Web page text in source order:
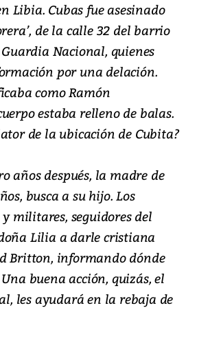
Libia. Cubas fue asesinado
de la calle 32 del barrio
Nacional, quienes
por una delación.
como Ramón
estaba relleno de balas.
de la ubicación de Cubita?
años después, la madre de
busca a su hijo. Los
militares, seguidores del
Lilia a darle cristiana
Britton, informando dónde
buena acción, quizás, el
les ayudará en la rebaja de